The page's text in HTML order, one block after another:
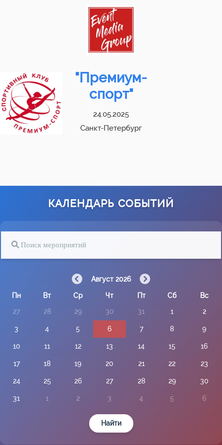
"Премиум-
спорт"
24.05.2025
Санкт-Петербург
КАЛЕНДАРЬ СОБЫТИЙ
Август 2026
Пн Вт Ср Чт Пт Сб
Вс
27
28 29 30 31 1 2
3 4 5 6 7 8 9
10 11 12 13 14 15 16
17 18 19 20 21 22 23
24 25 26 27 28 29 30
31 1 2 3 4 5 6
Найти